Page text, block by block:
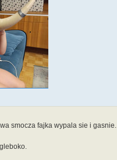
smocza fajka wypala sie i gasnie.